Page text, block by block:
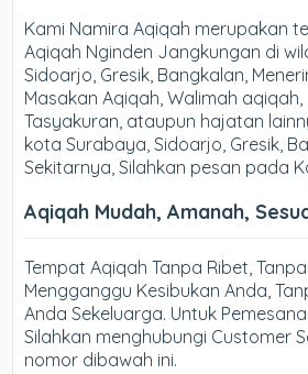
Kami Namira Aqiqah merupakan
Aqiqah Nginden Jangkungan di
Sidoarjo, Gresik, Bangkalan,
Masakan Aqiqah, Walimah
Tasyakuran, ataupun hajatan
kota Surabaya, Sidoarjo, Gresik,
Sekitarnya, Silahkan pesan pada
Aqiqah Mudah, Amanah,
Tempat Aqiqah Tanpa Ribet,
Mengganggu Kesibukan Anda,
Anda Sekeluarga. Untuk
Silahkan menghubungi Customer
nomor dibawah ini.